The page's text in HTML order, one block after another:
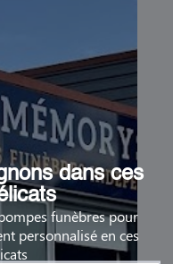
dans ces
funèbres pour
personnalisé en ces